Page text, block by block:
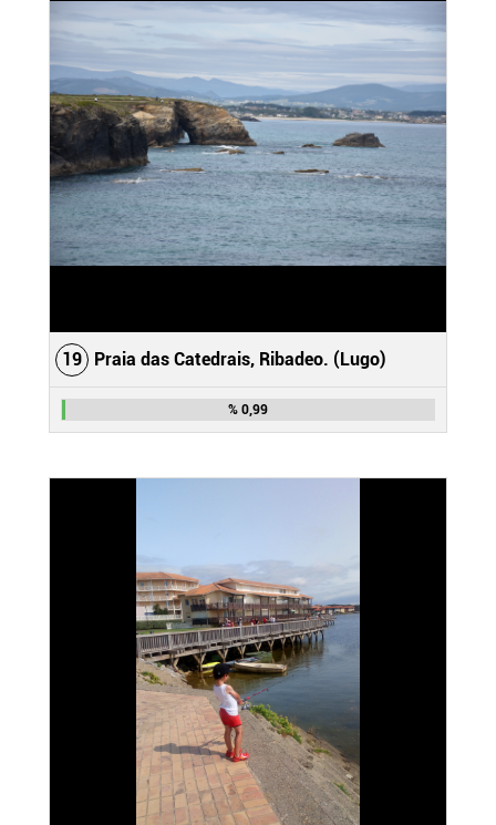
19 Praia das Catedrais, Ribadeo. (Lugo)
% 0,99